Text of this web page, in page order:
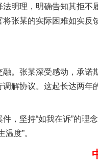
理，明确告知其拒不
张某的实际困难如实反
张某深受感动，承诺
解协议。这起长达两
坚持“如我在诉”的理
度”。